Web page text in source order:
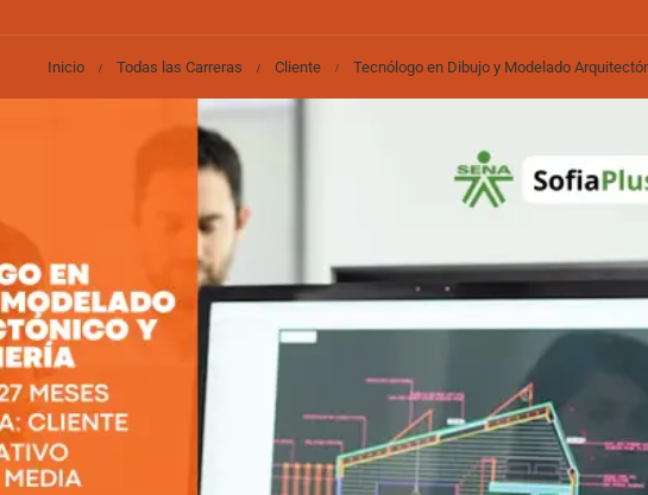
Inicio Todas las Carreras Cliente Tecnólogo en Dibujo y Modelado